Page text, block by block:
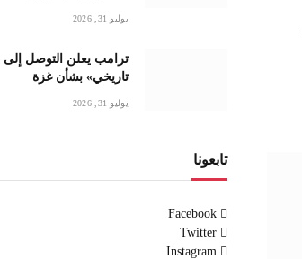
يوليو 31, 2026
ترامب يعلن التوصل إلى
تاريخي» بشأن غزة
يوليو 31, 2026
تابعونا
Facebook
Twitter
Instagram